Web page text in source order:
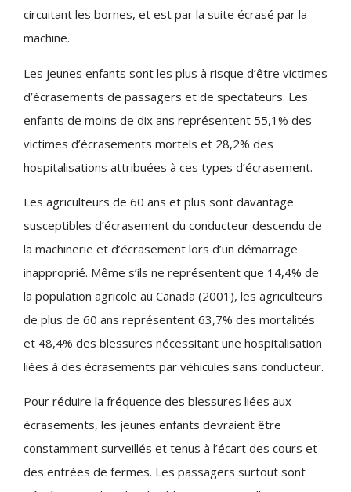
circuitant les bornes, et est par la suite écrasé par la
machine.
Les jeunes enfants sont les plus à risque d’être victimes
d’écrasements de passagers et de spectateurs. Les
enfants de moins de dix ans représentent 55,1% des
victimes d’écrasements mortels et 28,2% des
hospitalisations attribuées à ces types d’écrasement.
Les agriculteurs de 60 ans et plus sont davantage
susceptibles d’écrasement du conducteur descendu de
la machinerie et d’écrasement lors d’un démarrage
inapproprié. Même s’ils ne représentent que 14,4% de
la population agricole au Canada (2001), les agriculteurs
de plus de 60 ans représentent 63,7% des mortalités
et 48,4% des blessures nécessitant une hospitalisation
liées à des écrasements par véhicules sans conducteur.
Pour réduire la fréquence des blessures liées aux
écrasements, les jeunes enfants devraient être
constamment surveillés et tenus à l’écart des cours et
des entrées de fermes. Les passagers surtout sont